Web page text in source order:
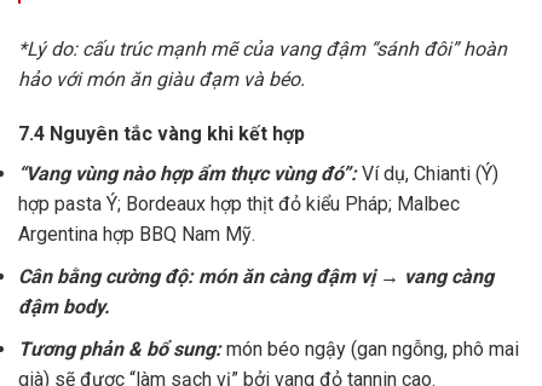
*Lý do: cấu trúc mạnh mẽ của vang đậm “sánh đôi” hoàn
hảo với món ăn giàu đạm và béo.
7.4 Nguyên tắc vàng khi kết hợp
“Vang vùng nào hợp ẩm thực vùng đó”:Ví dụ, Chianti (Ý)
hợp pasta Ý; Bordeaux hợp thịt đỏ kiểu Pháp; Malbec
Argentina hợp BBQ Nam Mỹ.
Cân bằng cường độ: món ăn càng đậm vị → vang càng
đậm body.
Tương phản & bổ sung:món béo ngậy (gan ngỗng, phô mai
già) sẽ được “làm sạch vị” bởi vang đỏ tannin cao.